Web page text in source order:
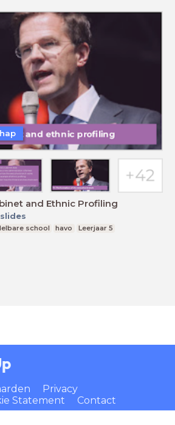
and Ethnic Profiling
slides
school havo Leerjaar 5
Privacy
Statement Contact